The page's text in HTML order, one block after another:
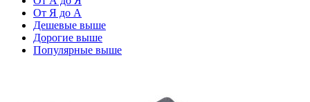
От Я до А
Дешевые выше
Дорогие выше
Популярные выше